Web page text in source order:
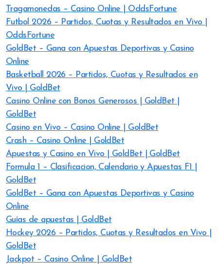
Tragamonedas – Casino Online | OddsFortune
Futbol 2026 – Partidos, Cuotas y Resultados en Vivo |
OddsFortune
GoldBet – Gana con Apuestas Deportivas y Casino
Online
Basketball 2026 – Partidos, Cuotas y Resultados en
Vivo | GoldBet
Casino Online con Bonos Generosos | GoldBet |
GoldBet
Casino en Vivo – Casino Online | GoldBet
Crash – Casino Online | GoldBet
Apuestas y Casino en Vivo | GoldBet | GoldBet
Formula 1 – Clasificacion, Calendario y Apuestas F1 |
GoldBet
GoldBet – Gana con Apuestas Deportivas y Casino
Online
Guías de apuestas | GoldBet
Hockey 2026 – Partidos, Cuotas y Resultados en Vivo |
GoldBet
Jackpot – Casino Online | GoldBet